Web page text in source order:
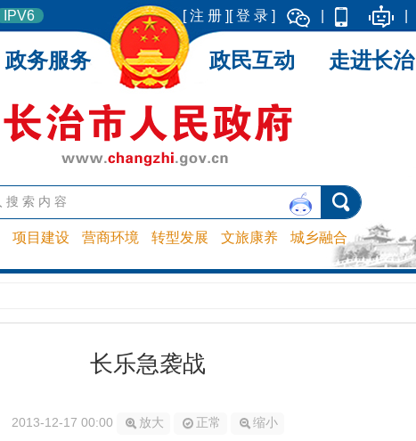
IPV6 [ 登 录 ]
[ 注 册 ]
项目建设 营商环境 转型发展 文旅康养 城乡融合
政务服务 政民互动 走进长治
长乐急袭战
2013-12-17 00:00 放大 正常 缩小